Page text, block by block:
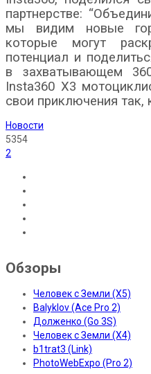
партнерстве:
мы видим новые
которые могут
потенциал и
в захватывающем
Insta360 X3
свои приключения так,
Новости
5354
2
Обзоры
Человек с Земли (X5)
Balyklov (Ace Pro 2)
Долженко (Go 3S)
Человек с Земли (X4)
b1trat3 (Link)
PhotoWebExpo (Pro 2)